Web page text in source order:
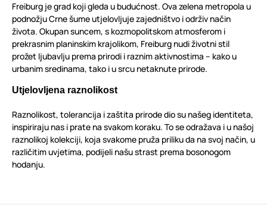
Freiburg je grad koji gleda u budućnost. Ova zelena metropola u
podnožju Crne šume utjelovljuje zajedništvo i održiv način
života. Okupan suncem, s kozmopolitskom atmosferom i
prekrasnim planinskim krajolikom, Freiburg nudi životni stil
prožet ljubavlju prema prirodi i raznim aktivnostima – kako u
urbanim sredinama, tako i u srcu netaknute prirode.
Utjelovljena raznolikost
Raznolikost, tolerancija i zaštita prirode dio su našeg identiteta,
inspiriraju nas i prate na svakom koraku. To se odražava i u našoj
raznolikoj kolekciji, koja svakome pruža priliku da na svoj način, u
različitim uvjetima, podijeli našu strast prema bosonogom
hodanju.